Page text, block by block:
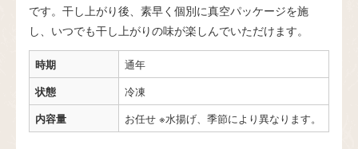
です。干し上がり後、素早く個別に真空パッケージを施
し、いつでも干し上がりの味が楽しんでいただけます。
時期
通年
状態
冷凍
内容量
お任せ ※水揚げ、季節により異なります。